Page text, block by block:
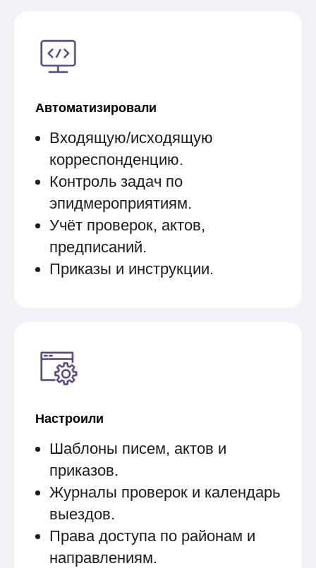
Автоматизировали
Входящую/исходящую
корреспонденцию.
Контроль задач по
эпидмероприятиям.
Учёт проверок, актов,
предписаний.
Приказы и инструкции.
Настроили
Шаблоны писем, актов и
приказов.
Журналы проверок и календарь
выездов.
Права доступа по районам и
направлениям.